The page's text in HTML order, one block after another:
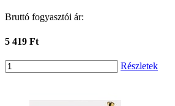
Bruttó fogyasztói ár:
5 419 Ft
Részletek